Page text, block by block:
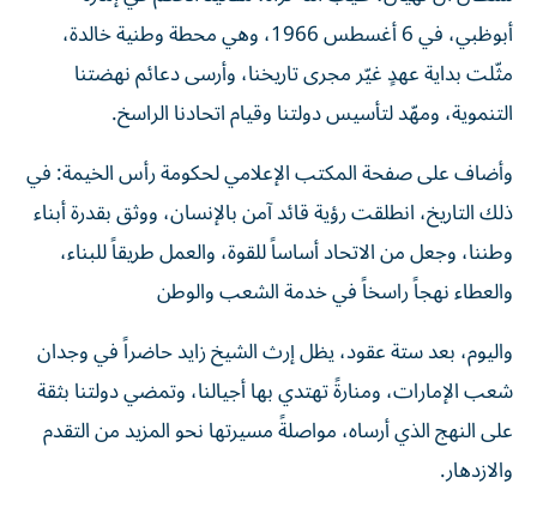
أبوظبي، في 6 أغسطس 1966، وهي محطة وطنية خالدة،
مثّلت بداية عهدٍ غيّر مجرى تاريخنا، وأرسى دعائم نهضتنا
التنموية، ومهّد لتأسيس دولتنا وقيام اتحادنا الراسخ.
وأضاف على صفحة المكتب الإعلامي لحكومة رأس الخيمة: في
ذلك التاريخ، انطلقت رؤية قائد آمن بالإنسان، ووثق بقدرة أبناء
وطننا، وجعل من الاتحاد أساساً للقوة، والعمل طريقاً للبناء،
والعطاء نهجاً راسخاً في خدمة الشعب والوطن
واليوم، بعد ستة عقود، يظل إرث الشيخ زايد حاضراً في وجدان
شعب الإمارات، ومنارةً تهتدي بها أجيالنا، وتمضي دولتنا بثقة
على النهج الذي أرساه، مواصلةً مسيرتها نحو المزيد من التقدم
والازدهار.